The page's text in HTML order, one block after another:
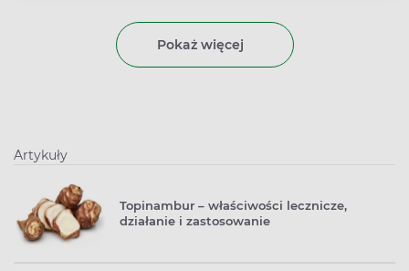
dróg oddechowych. Dostępne na rynku preparaty z
bluszczem znacznie ułatwiają oddychanie i zmniejszają
częstotliwość kaszlu. Roślina jest również częstym
Pokaż więcej
Artykuły
Topinambur – właściwości lecznicze,
działanie i zastosowanie